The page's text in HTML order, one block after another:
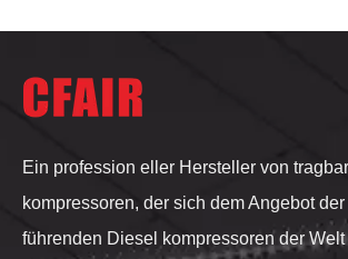
Ein profession eller Hersteller von
kompressoren, der sich dem Angebot
führenden Diesel kompressoren der Welt